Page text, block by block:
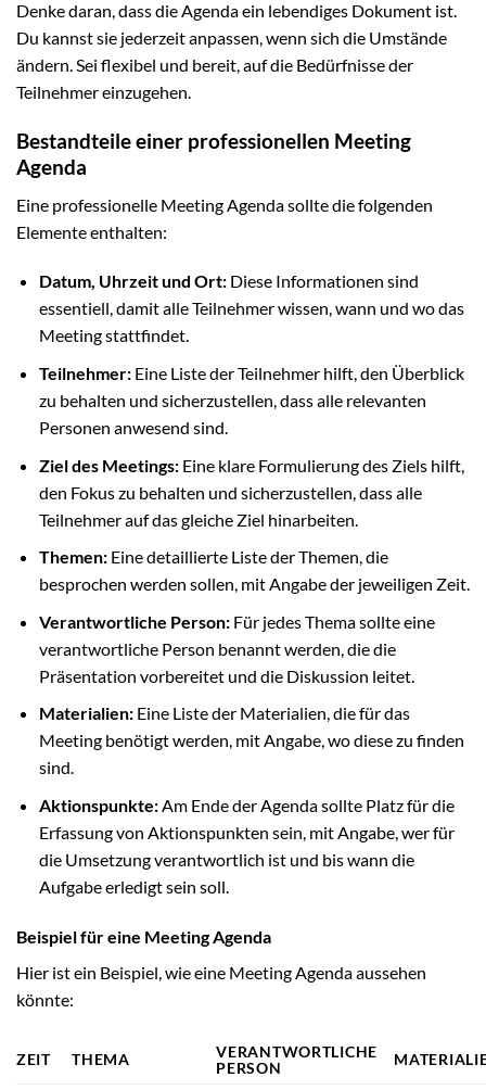
Denke daran, dass die Agenda ein lebendiges Dokument ist.
Du kannst sie jederzeit anpassen, wenn sich die Umstände
ändern. Sei flexibel und bereit, auf die Bedürfnisse der
Teilnehmer einzugehen.
Bestandteile einer professionellen Meeting
Agenda
Eine professionelle Meeting Agenda sollte die folgenden
Elemente enthalten:
Datum, Uhrzeit und Ort:Diese Informationen sind
essentiell, damit alle Teilnehmer wissen, wann und wo das
Meeting stattfindet.
Teilnehmer:Eine Liste der Teilnehmer hilft, den Überblick
zu behalten und sicherzustellen, dass alle relevanten
Personen anwesend sind.
Ziel des Meetings:Eine klare Formulierung des Ziels hilft,
den Fokus zu behalten und sicherzustellen, dass alle
Teilnehmer auf das gleiche Ziel hinarbeiten.
Themen:Eine detaillierte Liste der Themen, die
besprochen werden sollen, mit Angabe der jeweiligen Zeit.
Verantwortliche Person:Für jedes Thema sollte eine
verantwortliche Person benannt werden, die die
Präsentation vorbereitet und die Diskussion leitet.
Materialien:Eine Liste der Materialien, die für das
Meeting benötigt werden, mit Angabe, wo diese zu finden
sind.
Aktionspunkte:Am Ende der Agenda sollte Platz für die
Erfassung von Aktionspunkten sein, mit Angabe, wer für
die Umsetzung verantwortlich ist und bis wann die
Aufgabe erledigt sein soll.
Beispiel für eine Meeting Agenda
Hier ist ein Beispiel, wie eine Meeting Agenda aussehen
könnte:
ZEIT THEMA
VERANTWORTLICHE
PERSON